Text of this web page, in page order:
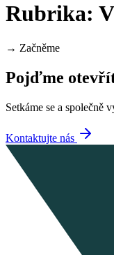
Rubrika:
→ Začněme
Pojďme
Setkáme se a společně
Kontaktujte nás